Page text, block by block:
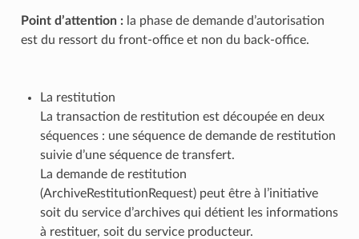
Point d’attention :la phase de demande d’autorisation
est du ressort du front-office et non du back-office.
La restitution
La transaction de restitution est découpée en deux
séquences : une séquence de demande de restitution
suivie d’une séquence de transfert.
La demande de restitution
(ArchiveRestitutionRequest) peut être à l’initiative
soit du service d’archives qui détient les informations
à restituer, soit du service producteur.